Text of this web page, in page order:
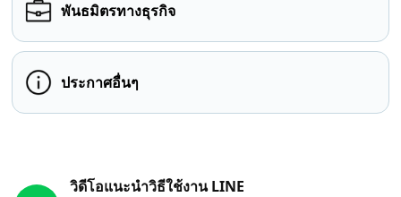
พันธมิตรทางธุรกิจ
ประกาศอื่นๆ
วิดีโอแนะนำวิธีใช้งาน LINE